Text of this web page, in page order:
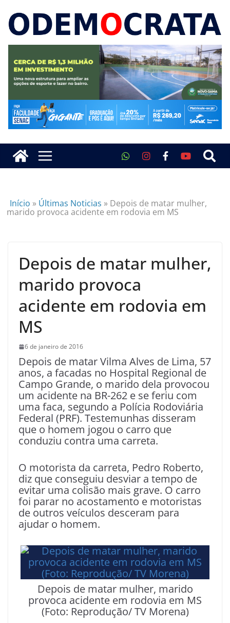
Início » Últimas Noticias » Depois de matar mulher,
marido provoca acidente em rodovia em MS
Depois de matar mulher,
marido provoca
acidente em rodovia em
MS
6 de janeiro de 2016
Depois de matar Vilma Alves de Lima, 57
anos, a facadas no Hospital Regional de
Campo Grande, o marido dela provocou
um acidente na BR-262 e se feriu com
uma faca, segundo a Polícia Rodoviária
Federal (PRF). Testemunhas disseram
que o homem jogou o carro que
conduziu contra uma carreta.
O motorista da carreta, Pedro Roberto,
diz que conseguiu desviar a tempo de
evitar uma colisão mais grave. O carro
foi parar no acostamento e motoristas
de outros veículos desceram para
ajudar o homem.
Depois de matar mulher, marido
provoca acidente em rodovia em MS
(Foto: Reprodução/ TV Morena)